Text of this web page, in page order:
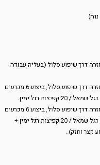
דרך שיפוע סלול (בעליה עבודה
2 סיבובים הכוללים ירידה במדרגות וחזרה דרך שיפוע סלול, ביצוע 6 מכרעים
2 סיבובים הכוללים ירידה במדרגות וחזרה דרך שיפוע סלול, ביצוע 6 מכרעים
+ 40 קפיצות שתי רגליים / 20 קפיצות רגל שמאל / 20 קפיצות רגל ימין +
קצר וחזק) .